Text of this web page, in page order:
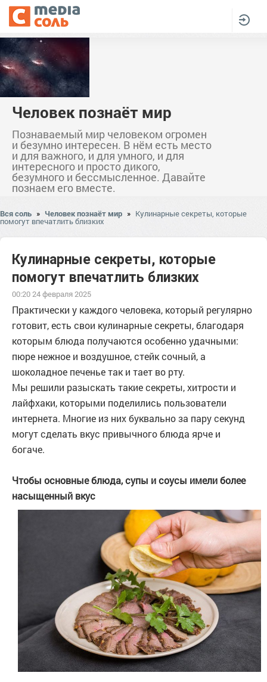
Человек познаёт мир
Познаваемый мир человеком огромен
и безумно интересен. В нём есть место
и для важного, и для умного, и для
интересного и просто дикого,
безумного и бессмысленное. Давайте
познаем его вместе.
Вся соль » Человек познаёт мир » Кулинарные секреты, которые
помогут впечатлить близких
Кулинарные секреты, которые
помогут впечатлить близких
00:20 24 февраля 2025
Практически у каждого человека, который регулярно
готовит, есть свои кулинарные секреты, благодаря
которым блюда получаются особенно удачными:
пюре нежное и воздушное, стейк сочный, а
шоколадное печенье так и тает во рту.
Мы решили разыскать такие секреты, хитрости и
лайфхаки, которыми поделились пользователи
интернета. Многие из них буквально за пару секунд
могут сделать вкус привычного блюда ярче и
богаче.
Чтобы основные блюда, супы и соусы имели более
насыщенный вкус